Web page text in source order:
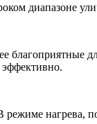
диапазоне
благоприятные
нагрева,